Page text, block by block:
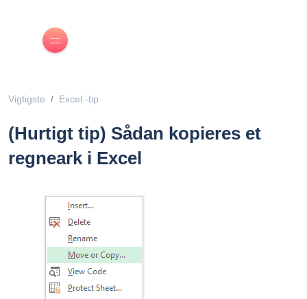
Vigtigste Excel -tip
(Hurtigt tip) Sådan kopieres et
regneark i Excel